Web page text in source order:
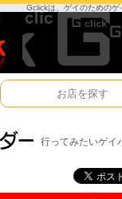
Gclickは、ゲイのための
お店を探す
行ってみたいゲイ